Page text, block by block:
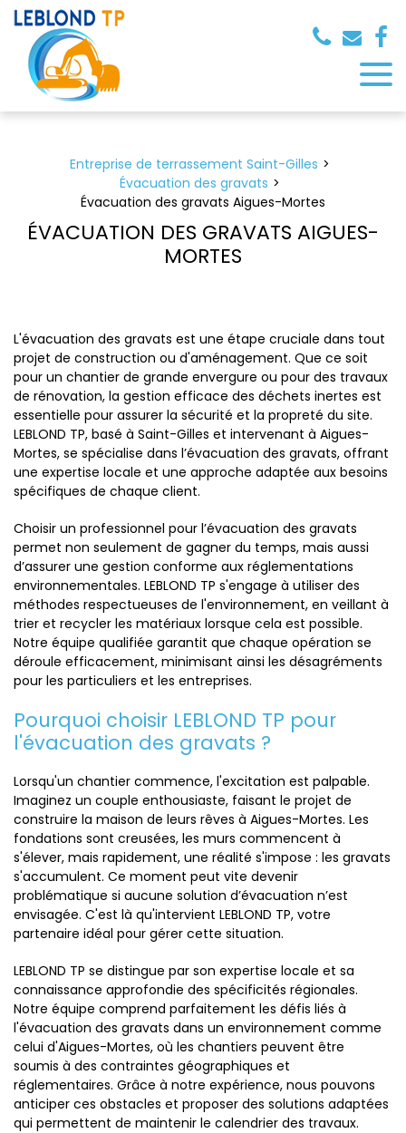
Entreprise de terrassement Saint-Gilles
Évacuation des gravats
Évacuation des gravats Aigues-Mortes
ÉVACUATION DES GRAVATS AIGUES-
MORTES
L'évacuation des gravats est une étape cruciale dans tout
projet de construction ou d'aménagement. Que ce soit
pour un chantier de grande envergure ou pour des travaux
de rénovation, la gestion efficace des déchets inertes est
essentielle pour assurer la sécurité et la propreté du site.
LEBLOND TP, basé à Saint-Gilles et intervenant à Aigues-
Mortes, se spécialise dans l’évacuation des gravats, offrant
une expertise locale et une approche adaptée aux besoins
spécifiques de chaque client.
Choisir un professionnel pour l’évacuation des gravats
permet non seulement de gagner du temps, mais aussi
d’assurer une gestion conforme aux réglementations
environnementales. LEBLOND TP s'engage à utiliser des
méthodes respectueuses de l'environnement, en veillant à
trier et recycler les matériaux lorsque cela est possible.
Notre équipe qualifiée garantit que chaque opération se
déroule efficacement, minimisant ainsi les désagréments
pour les particuliers et les entreprises.
Pourquoi choisir LEBLOND TP pour
l'évacuation des gravats ?
Lorsqu'un chantier commence, l'excitation est palpable.
Imaginez un couple enthousiaste, faisant le projet de
construire la maison de leurs rêves à Aigues-Mortes. Les
fondations sont creusées, les murs commencent à
s'élever, mais rapidement, une réalité s'impose : les gravats
s'accumulent. Ce moment peut vite devenir
problématique si aucune solution d’évacuation n’est
envisagée. C'est là qu'intervient LEBLOND TP, votre
partenaire idéal pour gérer cette situation.
LEBLOND TP se distingue par son expertise locale et sa
connaissance approfondie des spécificités régionales.
Notre équipe comprend parfaitement les défis liés à
l'évacuation des gravats dans un environnement comme
celui d'Aigues-Mortes, où les chantiers peuvent être
soumis à des contraintes géographiques et
réglementaires. Grâce à notre expérience, nous pouvons
anticiper ces obstacles et proposer des solutions adaptées
qui permettent de maintenir le calendrier des travaux.
Panneau de gestion des cookies